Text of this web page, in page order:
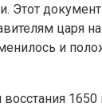
Этот
царя
и